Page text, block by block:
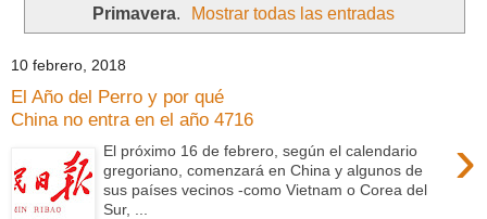
Primavera. Mostrar todas las entradas
10 febrero, 2018
El Año del Perro y por qué
China no entra en el año 4716
›
El próximo 16 de febrero, según el calendario
gregoriano, comenzará en China y algunos de
sus países vecinos -como Vietnam o Corea del
Sur, ...